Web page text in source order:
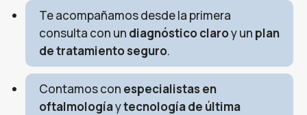
Te acompañamos desde la primera
consulta con un diagnóstico claroy un plan
de tratamiento seguro.
Contamos con especialistas en
oftalmologíaytecnología de última